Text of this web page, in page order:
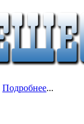
Подробнее...